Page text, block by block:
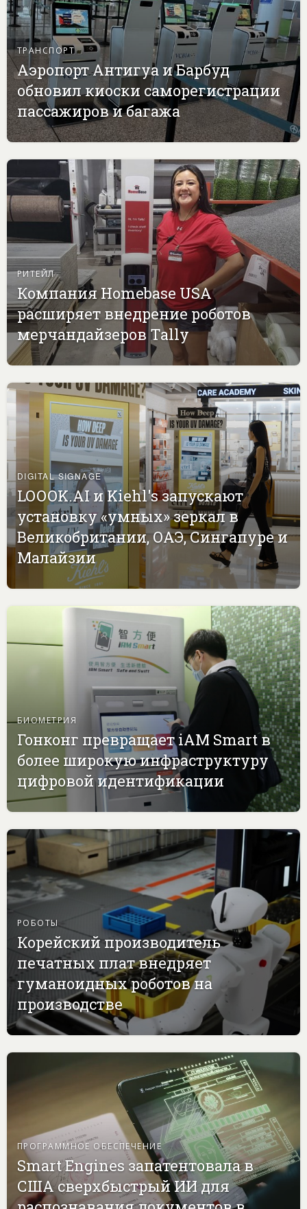
ТРАНСПОРТ
Аэропорт Антигуа и Барбуд
обновил киоски саморегистрации
пассажиров и багажа
РИТЕЙЛ
Компания Homebase USA
расширяет внедрение роботов
мерчандайзеров Tally
DIGITAL SIGNAGE
LOOOK.AI и Kiehl's запускают
установку «умных» зеркал в
Великобритании, ОАЭ, Сингапуре и
Малайзии
БИОМЕТРИЯ
Гонконг превращает iAM Smart в
более широкую инфраструктуру
цифровой идентификации
РОБОТЫ
Корейский производитель
печатных плат внедряет
гуманоидных роботов на
производстве
ПРОГРАММНОЕ ОБЕСПЕЧЕНИЕ
Smart Engines запатентовала в
США сверхбыстрый ИИ для